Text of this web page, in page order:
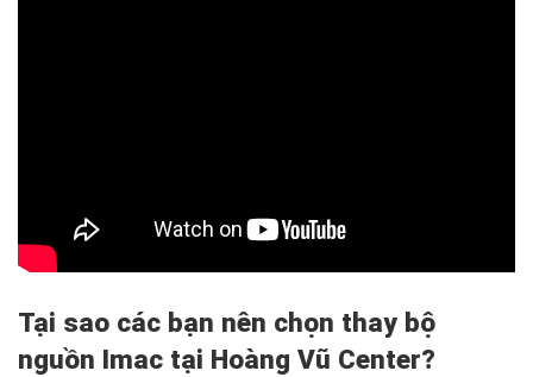
Tại sao các bạn nên chọn thay bộ
nguồn Imac tại Hoàng Vũ Center?